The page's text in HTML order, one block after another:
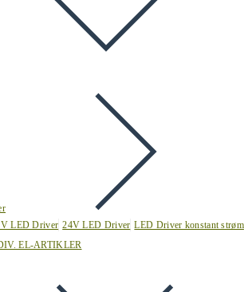
LED Driver 24V LED Driver LED Driver konstant strøm
EL-ARTIKLER